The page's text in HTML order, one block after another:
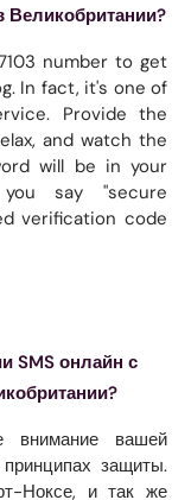
Великобритании?
number to get
In fact, it's one of
Provide the
and watch the
will be in your
say "secure
verification code
SMS онлайн с
вашей
защиты.
Ноксе, и так же